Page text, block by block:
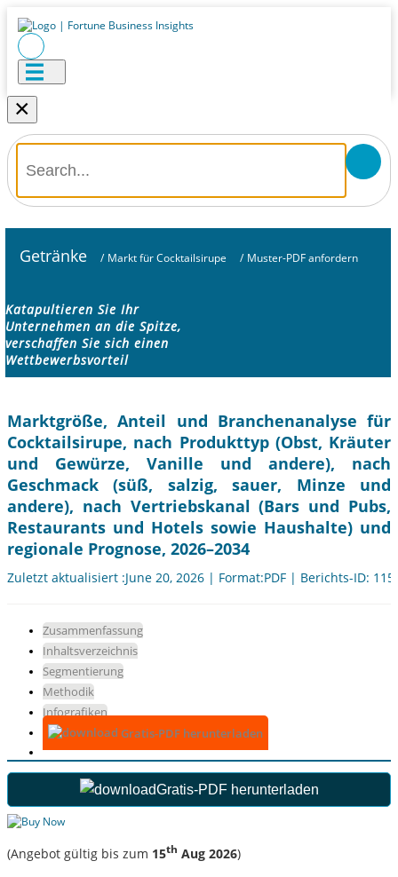
×
Getränke / Markt für Cocktailsirupe / Muster-PDF anfordern
Katapultieren Sie Ihr
Unternehmen an die Spitze,
verschaffen Sie sich einen
Wettbewerbsvorteil
Marktgröße, Anteil und Branchenanalyse für
Cocktailsirupe, nach Produkttyp (Obst, Kräuter
und Gewürze, Vanille und andere), nach
Geschmack (süß, salzig, sauer, Minze und
andere), nach Vertriebskanal (Bars und Pubs,
Restaurants und Hotels sowie Haushalte) und
regionale Prognose, 2026–2034
Zuletzt aktualisiert :June 20, 2026 | Format:PDF | Berichts-ID:
Zusammenfassung
Inhaltsverzeichnis
Segmentierung
Methodik
Infografiken
Gratis-PDF herunterladen
Gratis-PDF herunterladen
(Angebot gültig bis zum 15th Aug 2026)